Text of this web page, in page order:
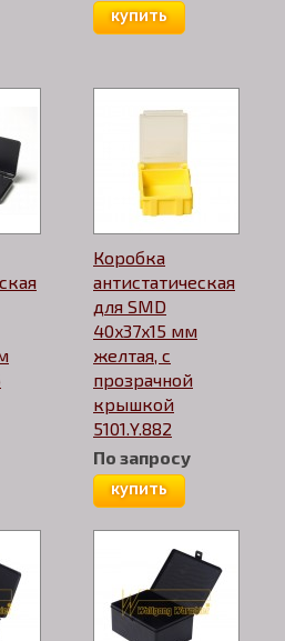
купить
Коробка
антистатическая
для SMD
40x37x15 мм
желтая, с
прозрачной
крышкой
5101.Y.882
По запросу
купить